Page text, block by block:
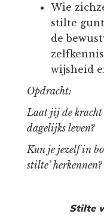
Wie
stilte
de
wijsheid
Opdracht:
Laat jij de
dagelijks leven?
Kun je jezelf in
stilte’ herkennen?
Stilte